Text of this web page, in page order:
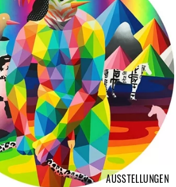
AUSSTELLUNGEN